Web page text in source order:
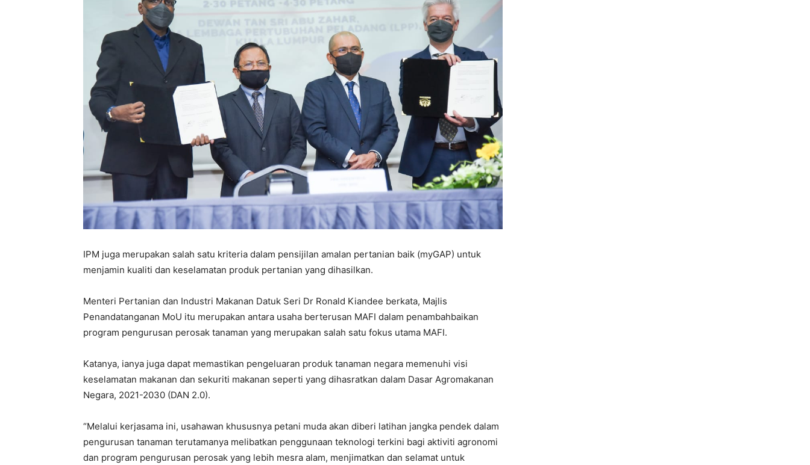
IPM juga merupakan salah satu kriteria dalam pensijilan amalan pertanian baik (myGAP) untuk
menjamin kualiti dan keselamatan produk pertanian yang dihasilkan.
Menteri Pertanian dan Industri Makanan Datuk Seri Dr Ronald Kiandee berkata, Majlis
Penandatanganan MoU itu merupakan antara usaha berterusan MAFI dalam penambahbaikan
program pengurusan perosak tanaman yang merupakan salah satu fokus utama MAFI.
Katanya, ianya juga dapat memastikan pengeluaran produk tanaman negara memenuhi visi
keselamatan makanan dan sekuriti makanan seperti yang dihasratkan dalam Dasar Agromakanan
Negara, 2021-2030 (DAN 2.0).
“Melalui kerjasama ini, usahawan khususnya petani muda akan diberi latihan jangka pendek dalam
pengurusan tanaman terutamanya melibatkan penggunaan teknologi terkini bagi aktiviti agronomi
dan program pengurusan perosak yang lebih mesra alam, menjimatkan dan selamat untuk